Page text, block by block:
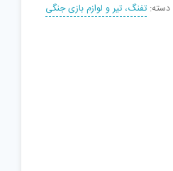
دسته: تفنگ، تیر و لوازم بازی جنگی